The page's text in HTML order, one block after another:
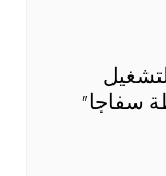
سفاجا”